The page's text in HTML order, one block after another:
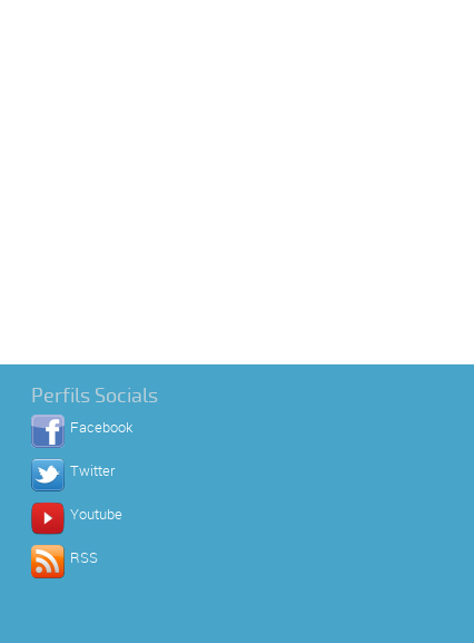
Perfils Socials
Facebook
Twitter
Youtube
RSS